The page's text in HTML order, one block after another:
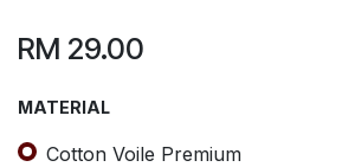
RM 29.00
MATERIAL
Cotton Voile Premium